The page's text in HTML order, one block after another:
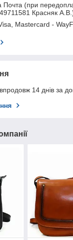
Почта (при
Красняк
Mastercard -
14 днів за